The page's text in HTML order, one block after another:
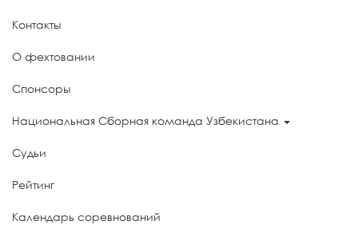
Контакты
О фехтовании
Спонсоры
Национальная Сборная команда Узбекистана
Судьи
Рейтинг
Календарь соревнований